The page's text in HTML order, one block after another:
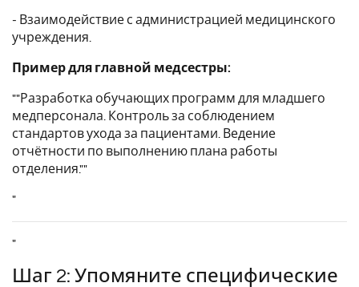
- Взаимодействие с администрацией медицинского
учреждения.
Пример для главной медсестры:
""Разработка обучающих программ для младшего
медперсонала. Контроль за соблюдением
стандартов ухода за пациентами. Ведение
отчётности по выполнению плана работы
отделения.""
"
"
Шаг 2: Упомяните специфические